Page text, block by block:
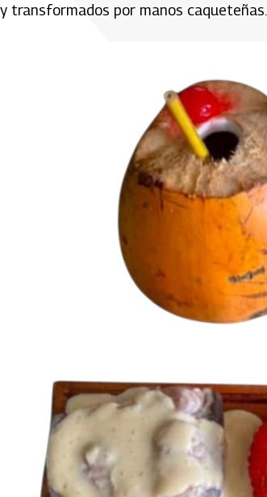
y transformados por manos caqueteñas.